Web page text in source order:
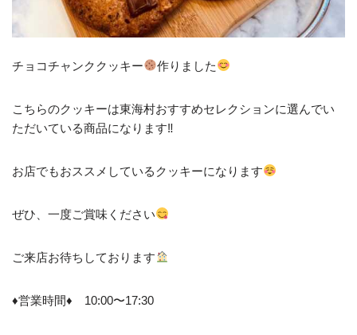
チョコチャンククッキー 作りました
こちらのクッキーは東海村おすすめセレクションに選んでい
ただいている商品になります‼︎
お店でもおススメしているクッキーになります
ぜひ、一度ご賞味ください
ご来店お待ちしております
♦︎営業時間♦︎ 10:00〜17:30